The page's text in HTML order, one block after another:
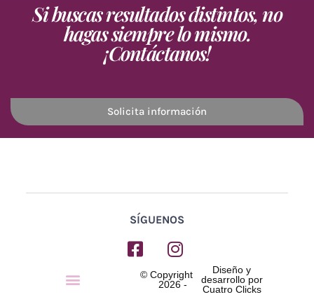
Si buscas resultados distintos, no
hagas siempre lo mismo.
¡Contáctanos!
Solicita información
SÍGUENOS
Menú
© Copyright
2026 -
Diseño y
desarrollo por
Cuatro Clicks